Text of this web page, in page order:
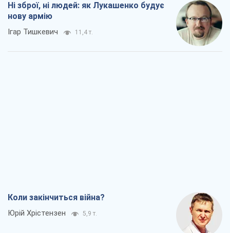
Ні зброї, ні людей: як Лукашенко будує
нову армію
Ігар Тишкевич 11,4 т.
Коли закінчиться війна?
Юрій Хрістензен 5,9 т.